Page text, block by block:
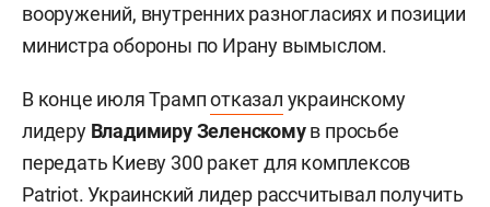
вооружений, внутренних разногласиях и позиции
министра обороны по Ирану вымыслом.
В конце июля Трампотказал украинскому
лидеру Владимиру Зеленскомув просьбе
передать Киеву 300 ракет для комплексов
Patriot. Украинский лидер рассчитывал получить